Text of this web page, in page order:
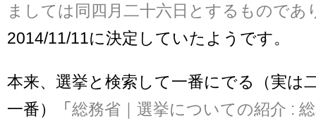
ましては同四月二十六日とするものであ
2014/11/11に決定していたようです。
本来、選挙と検索して一番にでる（実は
一番）「総務省｜選挙についての紹介 :